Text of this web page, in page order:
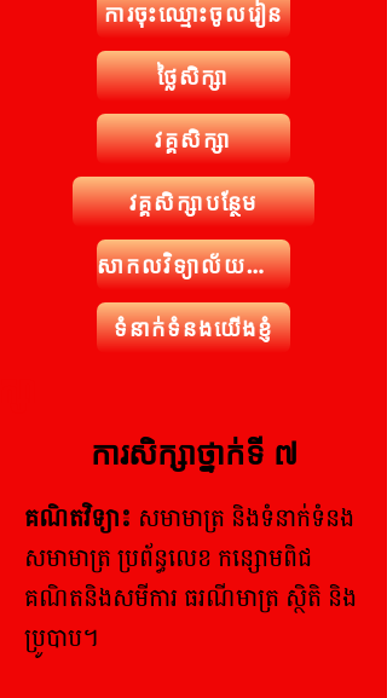
ការចុះឈ្មោះចូលរៀន
ថ្លៃសិក្សា
វគ្គសិក្សា
វគ្គសិក្សាបន្ថែម
សាកលវិទ្យាល័យយើងខ្ញុំ
ទំនាក់ទំនងយើងខ្ញុំ
ការសិក្សាថ្នាក់ទី ៧
គណិតវិទ្យា៖ សមាមាត្រ និងទំនាក់ទំនង
សមាមាត្រ ប្រព័ន្ធលេខ កន្សោមពិជ
គណិតនិងសមីការ ធរណីមាត្រ ស្ថិតិ និង
ប្រូបាប។